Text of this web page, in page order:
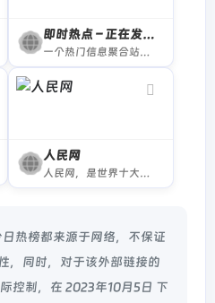
即时热点 – 正在发生的事
一个热门信息聚合站，帮助您轻松了解正在发生的事
人民网
人民网，是世界十大报纸之一《人民日报》建设的以新闻为主的大型网上信息发布平台，也是互联网上最大的中文和多语种新闻网站之一。作为国家重点新闻网站，人民网以新闻报道的权威性、及时性、多样性和评论性为特色，在网民中树立起了“权威媒体、大众网站”的形象。
热榜都来源于网络，不保证
，同时，对于该外部链接的
控制，在 2023年10月5日 下